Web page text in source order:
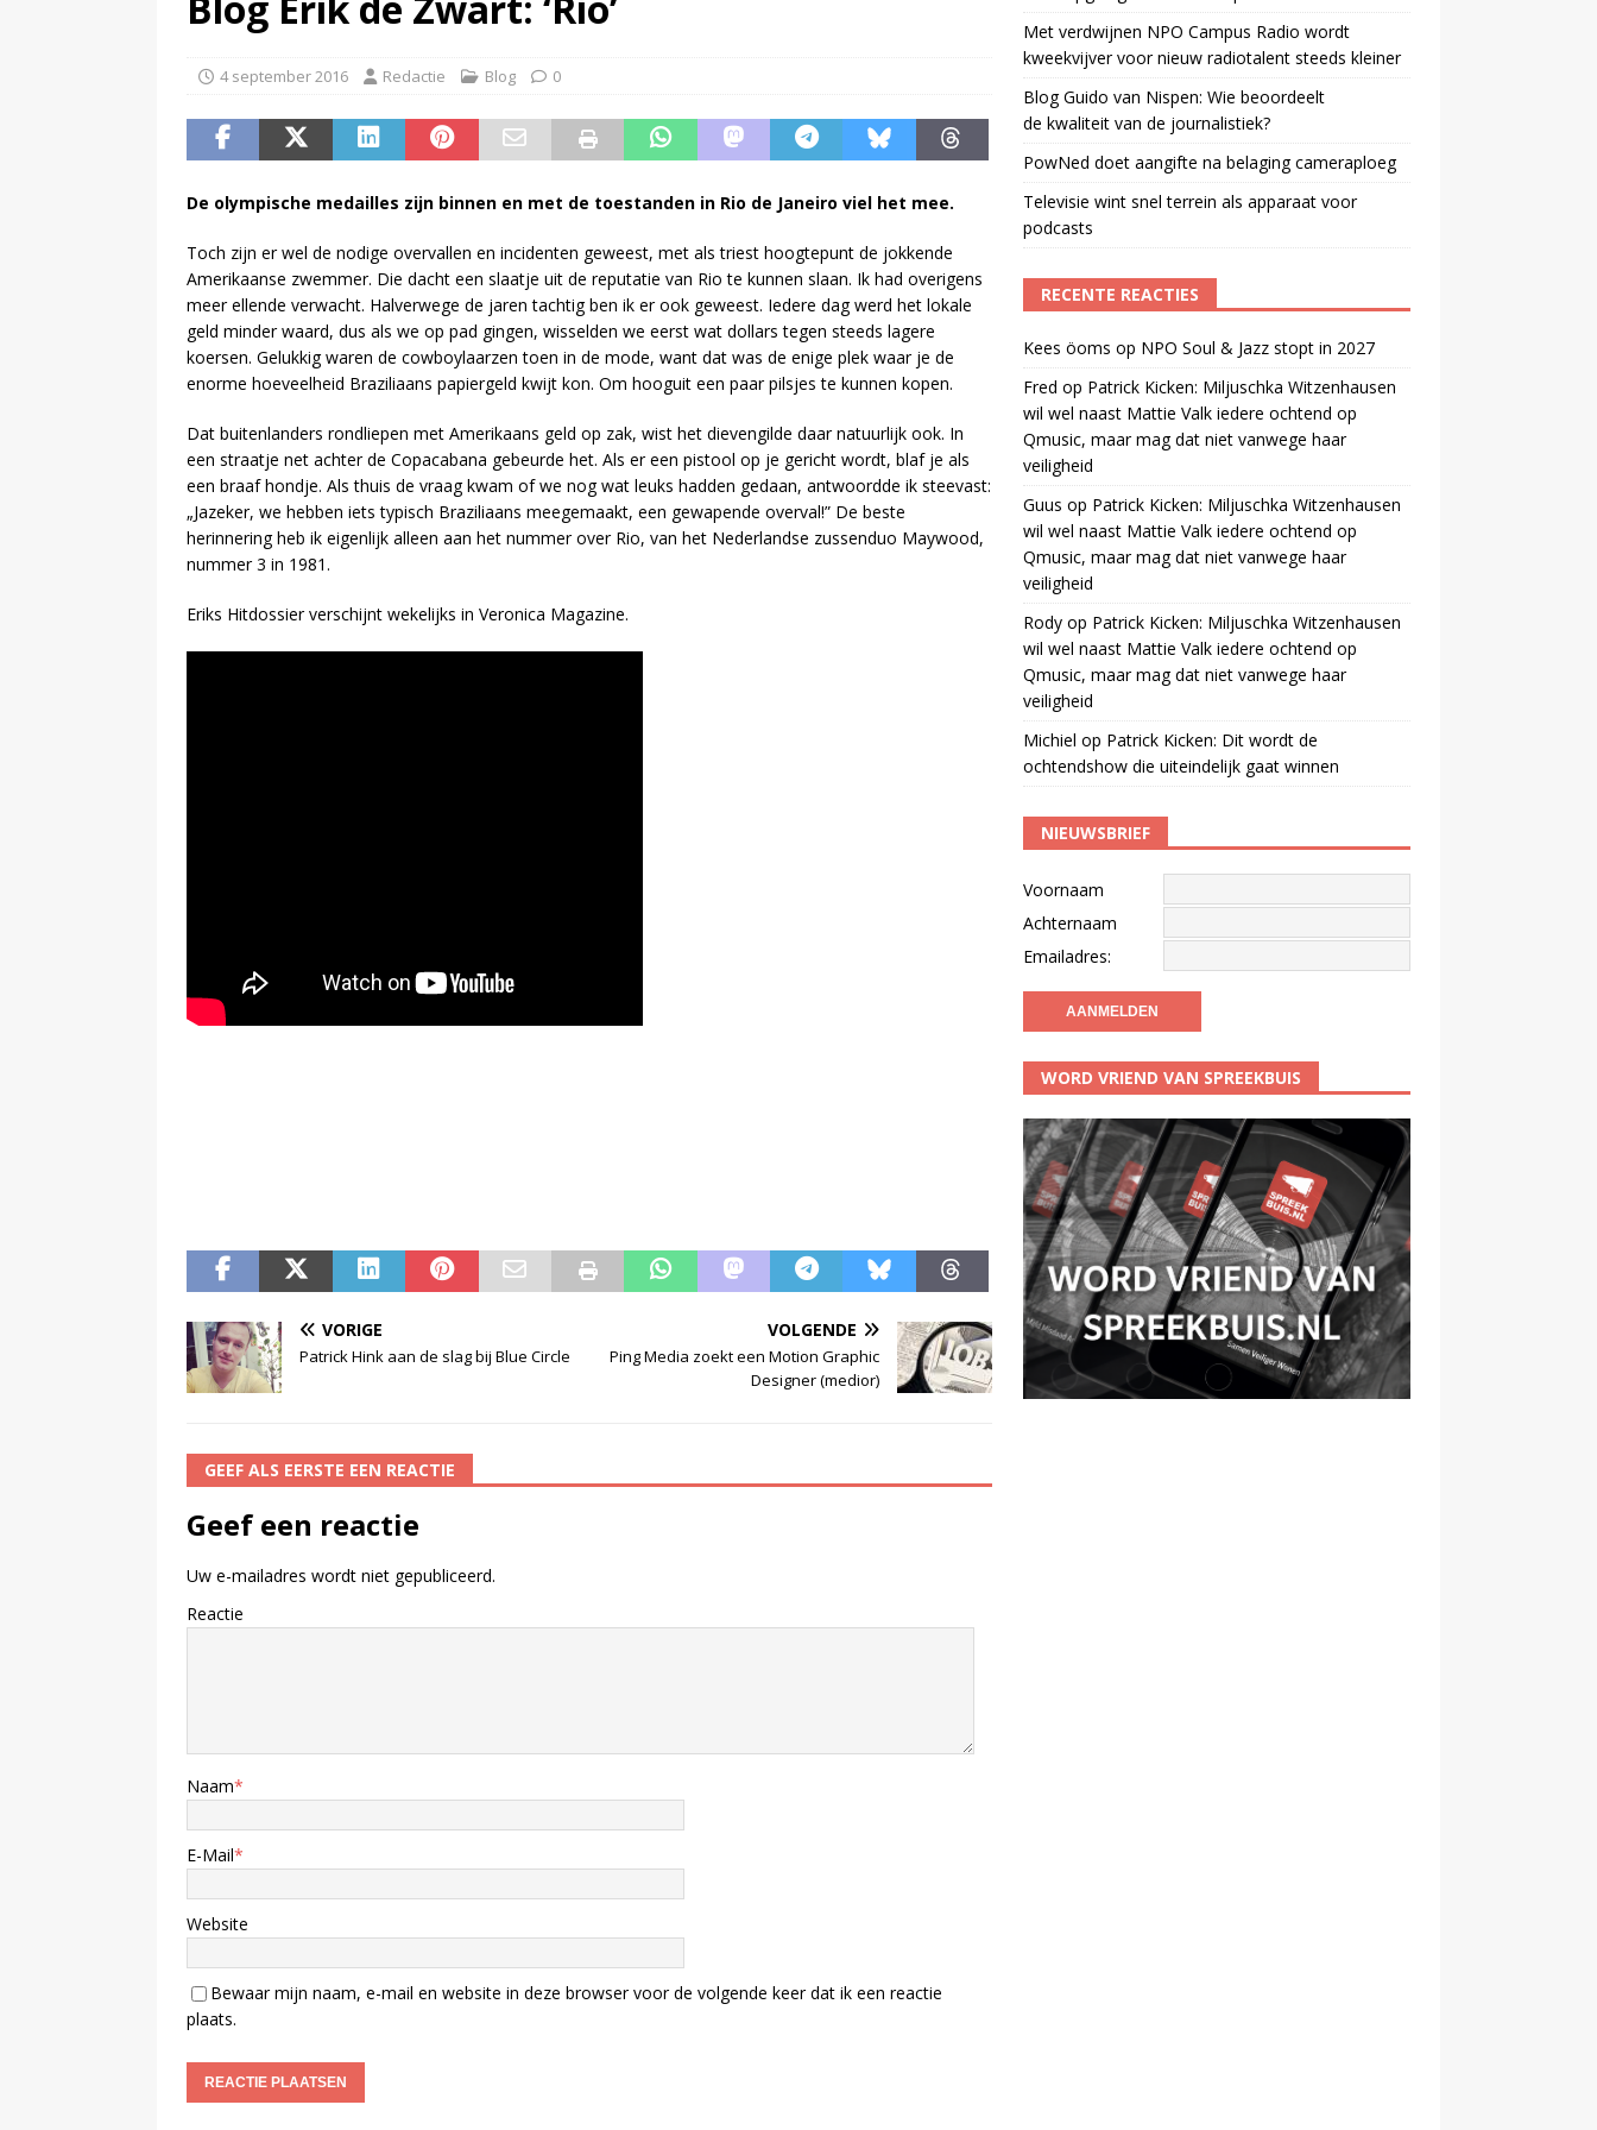
4 september 2016 Redactie Blog 0
De olympische medailles zijn binnen en met de toestanden in Rio de Janeiro viel het mee.
Toch zijn er wel de nodige overvallen en incidenten geweest, met als triest hoogtepunt de jokkende
Amerikaanse zwemmer. Die dacht een slaatje uit de reputatie van Rio te kunnen slaan. Ik had overigens
meer ellende verwacht. Halverwege de jaren tachtig ben ik er ook geweest. Iedere dag werd het lokale
geld minder waard, dus als we op pad gingen, wisselden we eerst wat dollars tegen steeds lagere
koersen. Gelukkig waren de cowboylaarzen toen in de mode, want dat was de enige plek waar je de
enorme hoeveelheid Braziliaans papiergeld kwijt kon. Om hooguit een paar pilsjes te kunnen kopen.
Dat buitenlanders rondliepen met Amerikaans geld op zak, wist het dievengilde daar natuurlijk ook. In
een straatje net achter de Copacabana gebeurde het. Als er een pistool op je gericht wordt, blaf je als
een braaf hondje. Als thuis de vraag kwam of we nog wat leuks hadden gedaan, antwoordde ik steevast:
„Jazeker, we hebben iets typisch Braziliaans meegemaakt, een gewapende overval!” De beste
herinnering heb ik eigenlijk alleen aan het nummer over Rio, van het Nederlandse zussenduo Maywood,
nummer 3 in 1981.
Eriks Hitdossier verschijnt wekelijks in Veronica Magazine.
VORIGE
Patrick Hink aan de slag bij Blue Circle
VOLGENDE
Ping Media zoekt een Motion Graphic
Designer (medior)
GEEF ALS EERSTE EEN REACTIE
Geef een reactie
Uw e-mailadres wordt niet gepubliceerd.
Reactie
Naam*
E-Mail*
Website
Bewaar mijn naam, e-mail en website in deze browser voor de volgende keer dat ik een reactie
plaats.
Met verdwijnen NPO Campus Radio wordt
kweekvijver voor nieuw radiotalent steeds kleiner
Blog Guido van Nispen: Wie beoordeelt
de kwaliteit van de journalistiek?
PowNed doet aangifte na belaging cameraploeg
Televisie wint snel terrein als apparaat voor
podcasts
RECENTE REACTIES
Kees öoms op NPO Soul & Jazz stopt in 2027
Fred op Patrick Kicken: Miljuschka Witzenhausen
wil wel naast Mattie Valk iedere ochtend op
Qmusic, maar mag dat niet vanwege haar
veiligheid
Guus op Patrick Kicken: Miljuschka Witzenhausen
wil wel naast Mattie Valk iedere ochtend op
Qmusic, maar mag dat niet vanwege haar
veiligheid
Rodyop Patrick Kicken: Miljuschka Witzenhausen
wil wel naast Mattie Valk iedere ochtend op
Qmusic, maar mag dat niet vanwege haar
veiligheid
Michiel op Patrick Kicken: Dit wordt de
ochtendshow die uiteindelijk gaat winnen
NIEUWSBRIEF
Voornaam
Achternaam
Emailadres:
WORD VRIEND VAN SPREEKBUIS